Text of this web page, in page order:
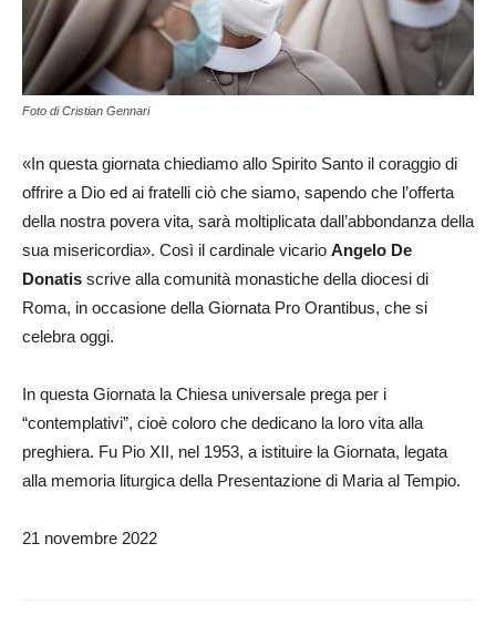
Foto di Cristian Gennari
«In questa giornata chiediamo allo Spirito Santo il coraggio di
offrire a Dio ed ai fratelli ciò che siamo, sapendo che l’offerta
della nostra povera vita, sarà moltiplicata dall’abbondanza della
sua misericordia». Così il cardinale vicario Angelo De
Donatis scrive alla comunità monastiche della diocesi di
Roma, in occasione della Giornata Pro Orantibus, che si
celebra oggi.
In questa Giornata la Chiesa universale prega per i
“contemplativi”, cioè coloro che dedicano la loro vita alla
preghiera. Fu Pio XII, nel 1953, a istituire la Giornata, legata
alla memoria liturgica della Presentazione di Maria al Tempio.
21 novembre 2022